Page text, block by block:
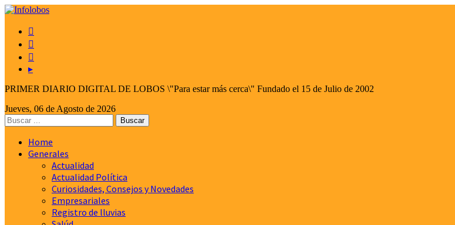



▸
PRIMER DIARIO DIGITAL DE LOBOS \"Para estar más cerca\" Fundado el 15 de Julio de 2002
Jueves, 06 de Agosto de 2026
Home
Generales
Actualidad
Actualidad Política
Curiosidades, Consejos y Novedades
Empresariales
Registro de lluvias